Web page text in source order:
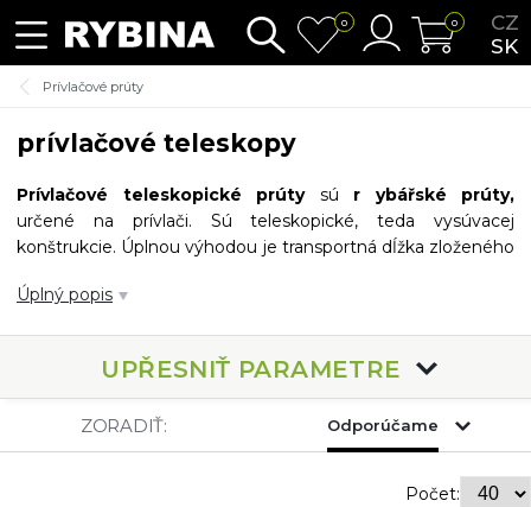
CZ
SK
0 0
Prívlačové prúty
prívlačové teleskopy
Prívlačové teleskopické prútysú r
ybářské prúty,
určené na prívlači. Sú teleskopické, teda vysúvacej
konštrukcie. Úplnou výhodou je transportná dĺžka zloženého
skúsenejších rybárov odporúčame prívlačové prúty delené.
Úplný popis
UPŘESNIŤ PARAMETRE
ZORADIŤ: Odporúčame
Počet: